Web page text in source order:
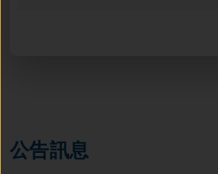
公告訊息